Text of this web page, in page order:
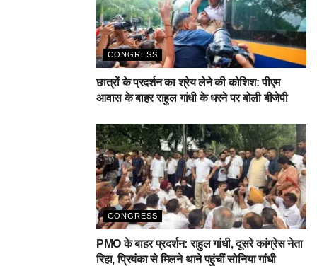
CONGRESS
छात्रों के प्रदर्शन का श्रेय लेने की कोशिश: पीएम
आवास के बाहर राहुल गांधी के धरने पर बोली बीजेपी
CONGRESS
PMO के बाहर प्रदर्शन: राहुल गांधी, दूसरे कांग्रेस नेता
रिहा, प्रियंका से मिलने थाने पहुंचीं सोनिया गांधी